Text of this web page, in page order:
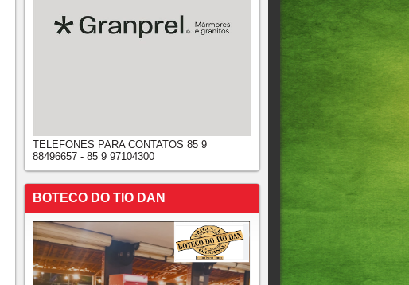
TELEFONES PARA CONTATOS 85 9
88496657 - 85 9 97104300
BOTECO DO TIO DAN